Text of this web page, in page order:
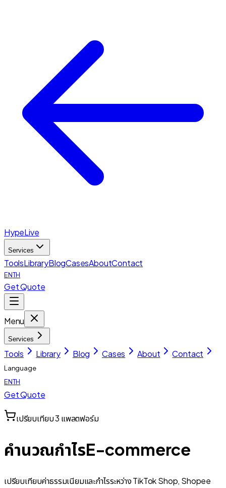
HypeLive
Services
ToolsLibraryBlogCasesAboutContact
ENTH
Get Quote
Menu
Services
Tools Library Blog Cases About Contact
Language
ENTH
Get Quote
เปรียบเทียบ 3 แพลตฟอร์ม
คำนวณกำไรE-commerce
เปรียบเทียบค่าธรรมเนียมและกำไรระหว่าง TikTok Shop, Shopee